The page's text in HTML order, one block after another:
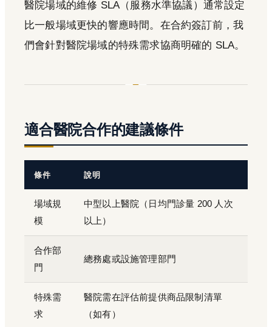
醫院場域的維修 SLA（服務水準協議）通常設定
比一般場域更快的響應時間。在合約簽訂前，我
們會針對醫院場域的特殊需求協商明確的 SLA。
適合醫院合作的建議條件
條件 說明
場域規
模
中型以上醫院（日均門診量 200 人次
以上）
合作部
門
總務處或設施管理部門
特殊需
求
醫院需在評估前提供商品限制清單
（如有）